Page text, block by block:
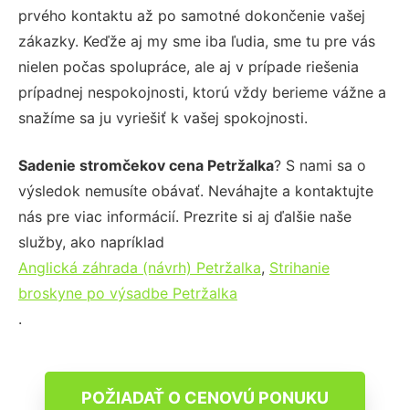
prvého kontaktu až po samotné dokončenie vašej
zákazky. Keďže aj my sme iba ľudia, sme tu pre vás
nielen počas spolupráce, ale aj v prípade riešenia
prípadnej nespokojnosti, ktorú vždy berieme vážne a
snažíme sa ju vyriešiť k vašej spokojnosti.
Sadenie stromčekov cena Petržalka? S nami sa o
výsledok nemusíte obávať. Neváhajte a kontaktujte
nás pre viac informácií. Prezrite si aj ďalšie naše
služby, ako napríklad
Anglická záhrada (návrh) Petržalka, Strihanie
broskyne po výsadbe Petržalka
.
POŽIADAŤ O CENOVÚ PONUKU